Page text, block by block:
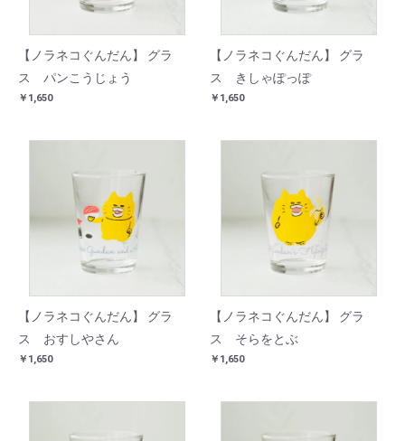
【ノラネコぐんだん】 グラ
ス パンこうじょう
￥1,650
【ノラネコぐんだん】 グラ
ス きしゃぽっぽ
￥1,650
【ノラネコぐんだん】 グラ
ス おすしやさん
￥1,650
【ノラネコぐんだん】 グラ
ス そらをとぶ
￥1,650